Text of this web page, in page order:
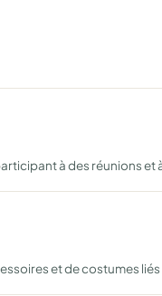
à des réunions
et de costumes